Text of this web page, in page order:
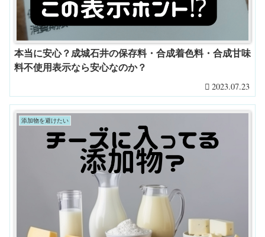
本当に安心？成城石井の保存料・合成着色料・合成甘味
料不使用表示なら安心なのか？
2023.07.23
添加物を避けたい